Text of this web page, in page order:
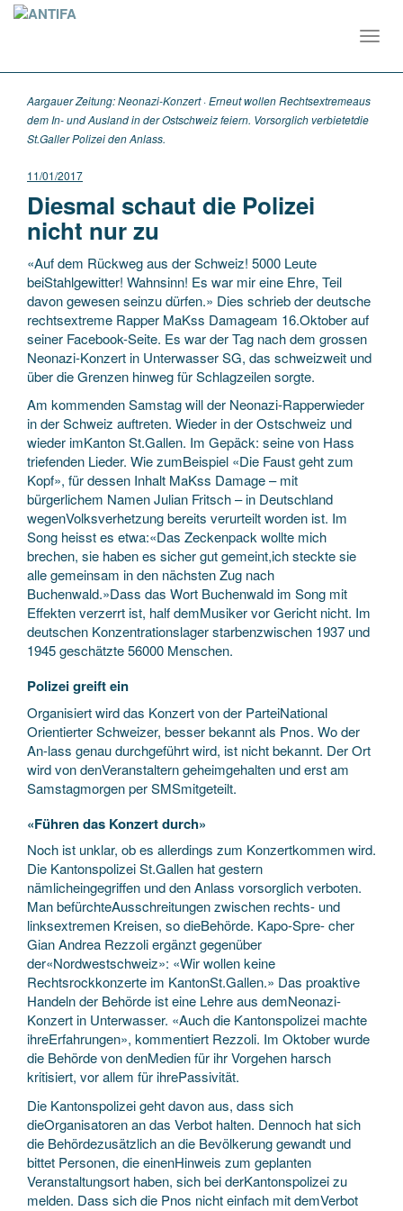
Aargauer Zeitung: Neonazi-Konzert · Erneut wollen Rechtsextremeaus
dem In- und Ausland in der Ostschweiz feiern. Vorsorglich verbietetdie
St.Galler Polizei den Anlass.
11/01/2017
Diesmal schaut die Polizei
nicht nur zu
«Auf dem Rückweg aus der Schweiz! 5000 Leute
beiStahlgewitter! Wahnsinn! Es war mir eine Ehre, Teil
davon gewesen seinzu dürfen.» Dies schrieb der deutsche
rechtsextreme Rapper MaKss Damageam 16.Oktober auf
seiner Facebook-Seite. Es war der Tag nach dem grossen
Neonazi-Konzert in Unterwasser SG, das schweizweit und
über die Grenzen hinweg für Schlagzeilen sorgte.
Am kommenden Samstag will der Neonazi-Rapperwieder
in der Schweiz auftreten. Wieder in der Ostschweiz und
wieder imKanton St.Gallen. Im Gepäck: seine von Hass
triefenden Lieder. Wie zumBeispiel «Die Faust geht zum
Kopf», für dessen Inhalt MaKss Damage – mit
bürgerlichem Namen Julian Fritsch – in Deutschland
wegenVolksverhetzung bereits verurteilt worden ist. Im
Song heisst es etwa:«Das Zeckenpack wollte mich
brechen, sie haben es sicher gut gemeint,ich steckte sie
alle gemeinsam in den nächsten Zug nach
Buchenwald.»Dass das Wort Buchenwald im Song mit
Effekten verzerrt ist, half demMusiker vor Gericht nicht. Im
deutschen Konzentrationslager starbenzwischen 1937 und
1945 geschätzte 56000 Menschen.
Polizei greift ein
Organisiert wird das Konzert von der ParteiNational
Orientierter Schweizer, besser bekannt als Pnos. Wo der
An-lass genau durchgeführt wird, ist nicht bekannt. Der Ort
wird von denVeranstaltern geheimgehalten und erst am
Samstagmorgen per SMSmitgeteilt.
«Führen das Konzert durch»
Noch ist unklar, ob es allerdings zum Konzertkommen wird.
Die Kantonspolizei St.Gallen hat gestern
nämlicheingegriffen und den Anlass vorsorglich verboten.
Man befürchteAusschreitungen zwischen rechts- und
linksextremen Kreisen, so dieBehörde. Kapo-Spre- cher
Gian Andrea Rezzoli ergänzt gegenüber
der«Nordwestschweiz»: «Wir wollen keine
Rechtsrockkonzerte im KantonSt.Gallen.» Das proaktive
Handeln der Behörde ist eine Lehre aus demNeonazi-
Konzert in Unterwasser. «Auch die Kantonspolizei machte
ihreErfahrungen», kommentiert Rezzoli. Im Oktober wurde
die Behörde von denMedien für ihr Vorgehen harsch
kritisiert, vor allem für ihrePassivität.
Die Kantonspolizei geht davon aus, dass sich
dieOrganisatoren an das Verbot halten. Dennoch hat sich
die Behördezusätzlich an die Bevölkerung gewandt und
bittet Personen, die einenHinweis zum geplanten
Veranstaltungsort haben, sich bei derKantonspolizei zu
melden. Dass sich die Pnos nicht einfach mit demVerbot